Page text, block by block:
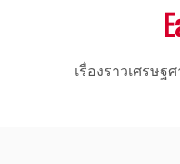
เรื่องราวเศรษ